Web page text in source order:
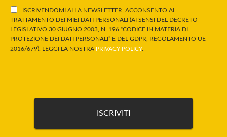
ISCRIVENDOMI ALLA NEWSLETTER, ACCONSENTO AL
TRATTAMENTO DEI MIEI DATI PERSONALI (AI SENSI DEL DECRETO
LEGISLATIVO 30 GIUGNO 2003, N. 196 “CODICE IN MATERIA DI
PROTEZIONE DEI DATI PERSONALI” E DEL GDPR, REGOLAMENTO UE
2016/679). LEGGI LA NOSTRA PRIVACY POLICY.